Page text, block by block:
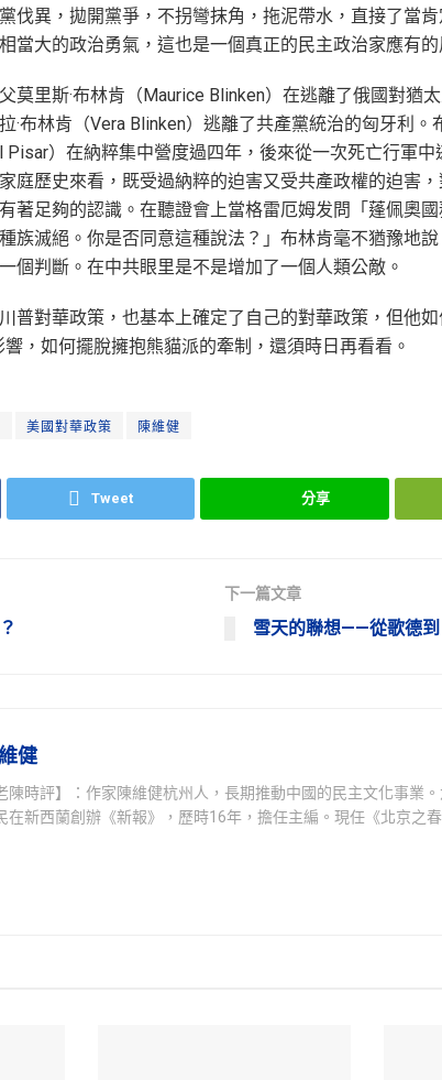
伐異，拋開黨爭，不拐彎抹角，拖泥帶水，直接了當
當大的政治勇氣，這也是一個真正的民主政治家應有的
莫里斯·布林肯（Maurice Blinken）在逃離了俄國對猶
·布林肯（Vera Blinken）逃離了共產黨統治的匈牙利。
Pisar）在納粹集中營度過四年，後來從一次死亡行軍中
庭歷史來看，既受過納粹的迫害又受共產政權的迫害
著足夠的認識。在聽證會上當格雷厄姆发問「蓬佩奧
族滅絕。你是否同意這種說法？」布林肯毫不猶豫地
個判斷。在中共眼里是不是增加了一個人類公敵。
普對華政策，也基本上確定了自己的對華政策，但他
響，如何擺脫擁抱熊貓派的牽制，還須時日再看看。
美國對華政策 陳維健
Tweet 分享
下一篇文章
雪天的聯想——從歌德到
健
陳時評】：作家陳維健杭州人，長期推動中國的民主文化事業
在新西蘭創辦《新報》，歷時16年，擔任主編。現任《北京之